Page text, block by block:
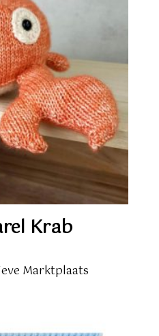
Krab
Marktplaats